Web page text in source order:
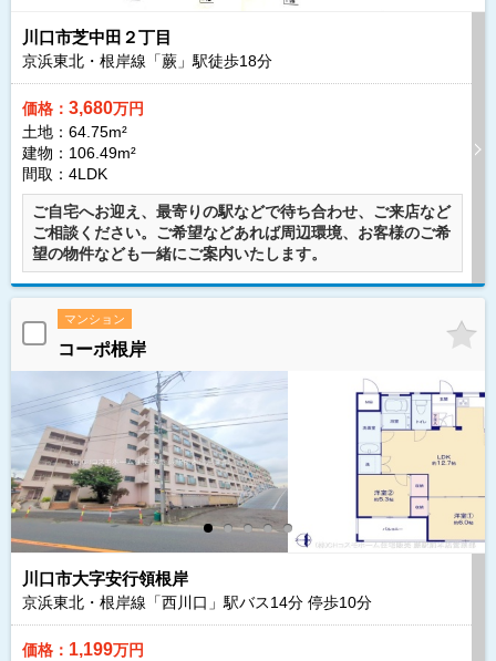
川口市芝中田２丁目
京浜東北・根岸線「蕨」駅徒歩18分
価格： 3,680万円
土地：64.75m²
建物：106.49m²
間取：4LDK
ご自宅へお迎え、最寄りの駅などで待ち合わせ、ご来店など
ご相談ください。ご希望などあれば周辺環境、お客様のご希
望の物件なども一緒にご案内いたします。
マンション
コーポ根岸
川口市大字安行領根岸
京浜東北・根岸線「西川口」駅バス14分 停歩10分
価格： 1,199万円